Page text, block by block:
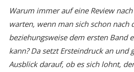
Warum immer auf eine Review
warten, wenn man sich schon nach
beziehungsweise dem ersten Band
kann? Da setzt Ersteindruck an und
Ausblick darauf, ob es sich lohnt,